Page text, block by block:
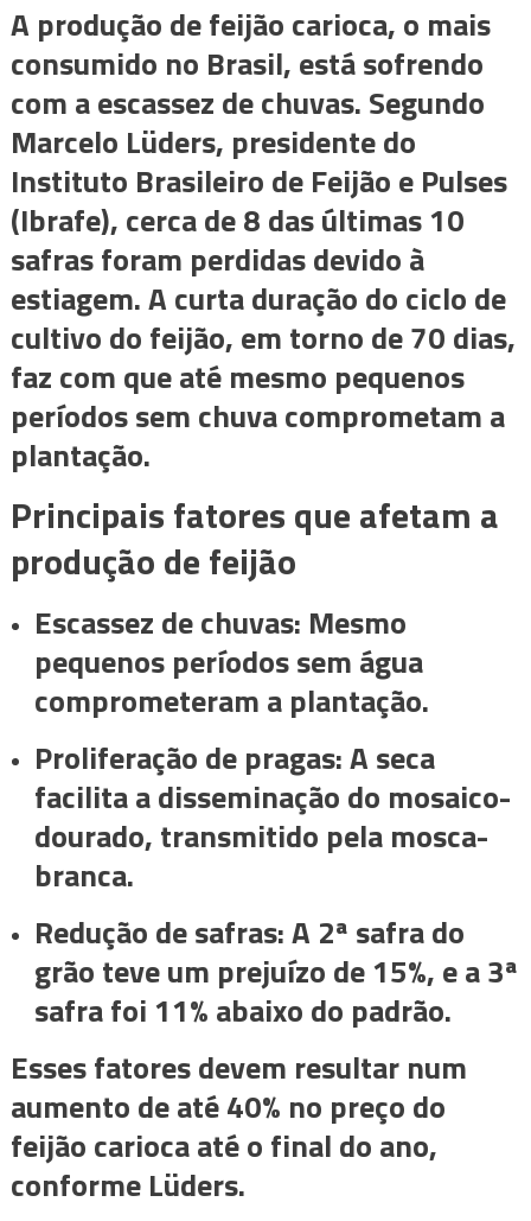
A produção de feijão carioca, o mais
consumido no Brasil, está sofrendo
com a escassez de chuvas. Segundo
Marcelo Lüders, presidente do
Instituto Brasileiro de Feijão e Pulses
(Ibrafe), cerca de 8 das últimas 10
safras foram perdidas devido à
estiagem. A curta duração do ciclo de
cultivo do feijão, em torno de 70 dias,
faz com que até mesmo pequenos
períodos sem chuva comprometam a
plantação.
Principais fatores que afetam a
produção de feijão
Escassez de chuvas: Mesmo
pequenos períodos sem água
comprometeram a plantação.
Proliferação de pragas: A seca
facilita a disseminação do mosaico-
dourado, transmitido pela mosca-
branca.
Redução de safras: A 2ª safra do
grão teve um prejuízo de 15%, e a 3ª
safra foi 11% abaixo do padrão.
Esses fatores devem resultar num
aumento de até 40% no preço do
feijão carioca até o final do ano,
conforme Lüders.